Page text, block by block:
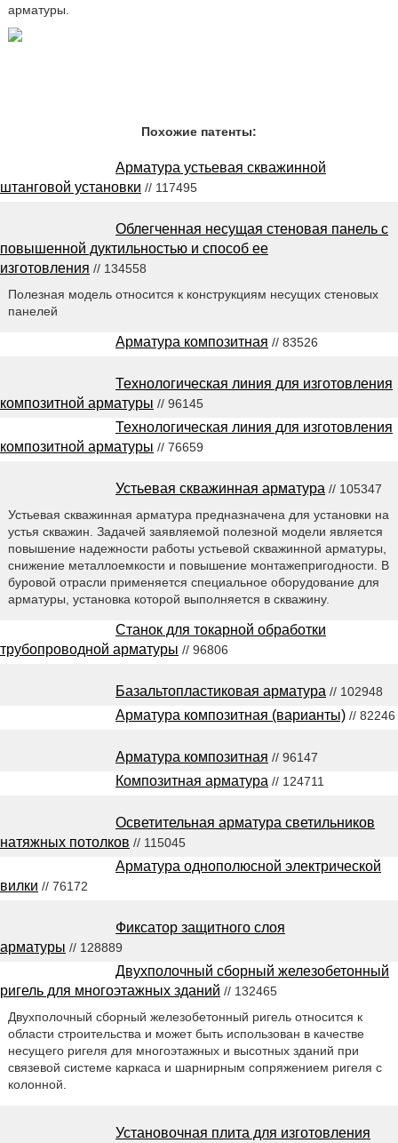
арматуры.
Похожие патенты:
Арматура устьевая скважинной
штанговой установки // 117495
Облегченная несущая стеновая панель с
повышенной дуктильностью и способ ее
изготовления // 134558
Полезная модель относится к конструкциям несущих стеновых
панелей
Арматура композитная // 83526
Технологическая линия для изготовления
композитной арматуры // 96145
Технологическая линия для изготовления
композитной арматуры // 76659
Устьевая скважинная арматура // 105347
Устьевая скважинная арматура предназначена для установки на
устья скважин. Задачей заявляемой полезной модели является
повышение надежности работы устьевой скважинной арматуры,
снижение металлоемкости и повышение монтажепригодности. В
буровой отрасли применяется специальное оборудование для
арматуры, установка которой выполняется в скважину.
Станок для токарной обработки
трубопроводной арматуры // 96806
Базальтопластиковая арматура // 102948
Арматура композитная (варианты) // 82246
Арматура композитная // 96147
Композитная арматура // 124711
Осветительная арматура светильников
натяжных потолков // 115045
Арматура однополюсной электрической
вилки // 76172
Фиксатор защитного слоя
арматуры // 128889
Двухполочный сборный железобетонный
ригель для многоэтажных зданий // 132465
Двухполочный сборный железобетонный ригель относится к
области строительства и может быть использован в качестве
несущего ригеля для многоэтажных и высотных зданий при
связевой системе каркаса и шарнирным сопряжением ригеля с
колонной.
Установочная плита для изготовления